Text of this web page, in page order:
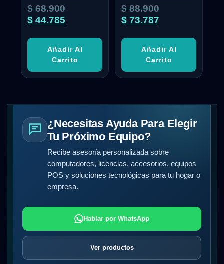
$68.900
$ 44.785
Añadir Al
Carrito
$88.900
$ 73.787
Añadir Al
Carrito
¿Necesitas Ayuda Para Elegir
Tu Próximo Equipo?
Recibe asesoría personalizada sobre
computadores, licencias, accesorios, equipos
POS y soluciones tecnológicas para tu hogar o
empresa.
Hablar por WhatsApp
Ver productos